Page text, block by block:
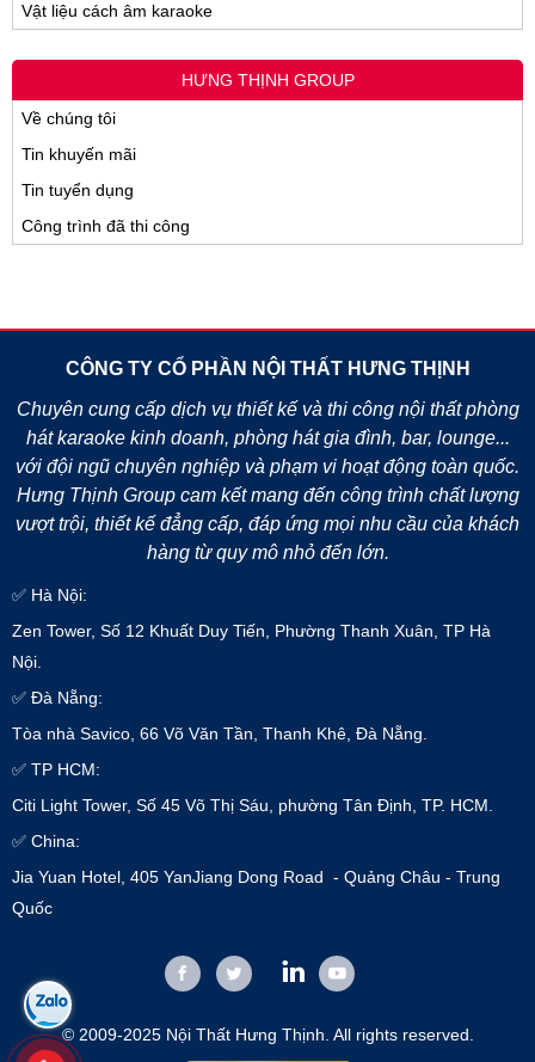
Vật liệu cách âm karaoke
HƯNG THỊNH GROUP
Về chúng tôi
Tin khuyến mãi
Tin tuyển dụng
Công trình đã thi công
CÔNG TY CỔ PHẦN NỘI THẤT HƯNG THỊNH
Chuyên cung cấp dịch vụ thiết kế và thi công nội thất phòng
hát karaoke kinh doanh, phòng hát gia đình, bar, lounge...
với đội ngũ chuyên nghiệp và phạm vi hoạt động toàn quốc.
Hưng Thịnh Group cam kết mang đến công trình chất lượng
vượt trội, thiết kế đẳng cấp, đáp ứng mọi nhu cầu của khách
hàng từ quy mô nhỏ đến lớn.
✅ Hà Nội:
Zen Tower, Số 12 Khuất Duy Tiến, Phường Thanh Xuân, TP Hà
Nội.
✅ Đà Nẵng:
Tòa nhà Savico, 66 Võ Văn Tần, Thanh Khê, Đà Nẵng.
✅ TP HCM:
Citi Light Tower, Số 45 Võ Thị Sáu, phường Tân Định, TP. HCM.
✅ China:
Jia Yuan Hotel, 405 YanJiang Dong Road - Quảng Châu - Trung
Quốc
© 2009-2025 Nội Thất Hưng Thịnh. All rights reserved.